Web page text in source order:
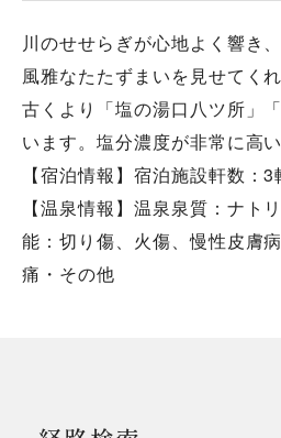
川のせせらぎが心地よく響き
風雅なたたずまいを見せてく
古くより「塩の湯口八ツ所」
います。塩分濃度が非常に高い
【宿泊情報】宿泊施設軒数：3
【温泉情報】温泉泉質：ナト
能：切り傷、火傷、慢性皮膚
痛・その他